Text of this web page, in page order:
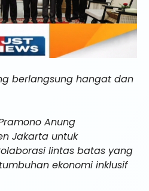
berlangsung hangat dan
Anung
Jakarta untuk
lintas batas yang
ekonomi inklusif